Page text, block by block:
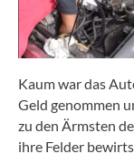
Kaum war das
Geld genommen
zu den Ärmsten
ihre Felder